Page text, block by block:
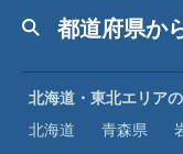
都道府県か
北海道・東北エリア
北海道
青森県